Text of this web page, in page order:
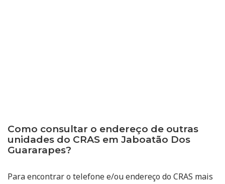
Como consultar o endereço de outras
unidades do CRAS em Jaboatão Dos
Guararapes?
Para encontrar o telefone e/ou endereço do CRAS mais